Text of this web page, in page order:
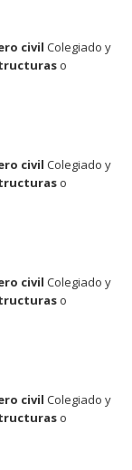
civil Colegiado y
o
civil Colegiado y
o
civil Colegiado y
o
civil Colegiado y
o